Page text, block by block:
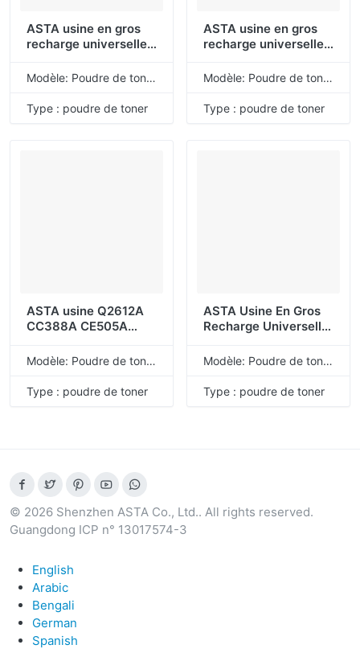
ASTA usine en gros
recharge universelle
81A 64A 87A 16A 15A
poudre de Toner
Compatible pour HP
Modèle: Poudre de toner de recharge universelle
Type : poudre de toner
ASTA usine en gros
recharge universelle
05X 55A 30A 18A
poudre de Toner
Compatible pour HP
Modèle: Poudre de toner de recharge universelle
Type : poudre de toner
ASTA usine Q2612A
CC388A CE505A
CF283A CB435A
CF217A CF280A
Q7553A poudre de
Modèle: Poudre de toner de recharge universelle
Type : poudre de toner
ASTA Usine En Gros
Recharge Universelle
26A 35A 36A 53A
88A Poudre De Toner
Compatible Pour HP
Modèle: Poudre de toner de recharge universelle
Type : poudre de toner
© 2026 Shenzhen ASTA Co., Ltd.. All rights reserved.
Guangdong ICP n° 13017574-3
English
Arabic
Bengali
German
Spanish